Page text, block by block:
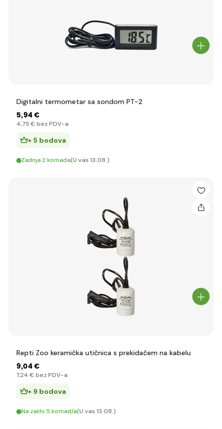
Digitalni termometar sa sondom PT-2
5,94 €
4,75 € bez PDV-a
+ 5 bodova
Zadnja 2 komada(U vas 13.08.)
Repti Zoo keramička utičnica s prekidačem na kabelu
9,04 €
7,24 € bez PDV-a
+ 9 bodova
Na zalihi 5 komad/a(U vas 13.08.)